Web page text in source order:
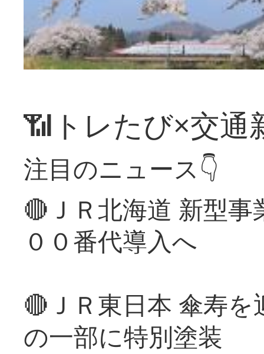
📶トレたび×交通
注目のニュース👇
🔴ＪＲ北海道 新型
００番代導入へ
🔴ＪＲ東日本 傘寿
の一部に特別塗装